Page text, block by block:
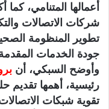
أعمالها المتنامي،
شركات الاتصالات
تطوير المنظومة
جودة الخدمات
وأوضح السبكي، أن
رئيسية، أهمها تقديم
تقوية شبكات الاتصالات